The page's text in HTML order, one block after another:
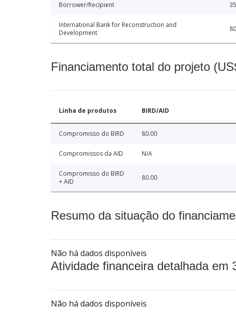
Borrower/Recipient
International Bank for Reconstruction and
Development
Financiamento total do projeto
Linha de produtos BIRD/AID
Compromisso do BIRD 80.00
Compromissos da AID N/A
Compromisso do BIRD
+ AID
80.00
Resumo da situação do
Não há dados disponíveis
Atividade financeira detalhada em
Não há dados disponíveis